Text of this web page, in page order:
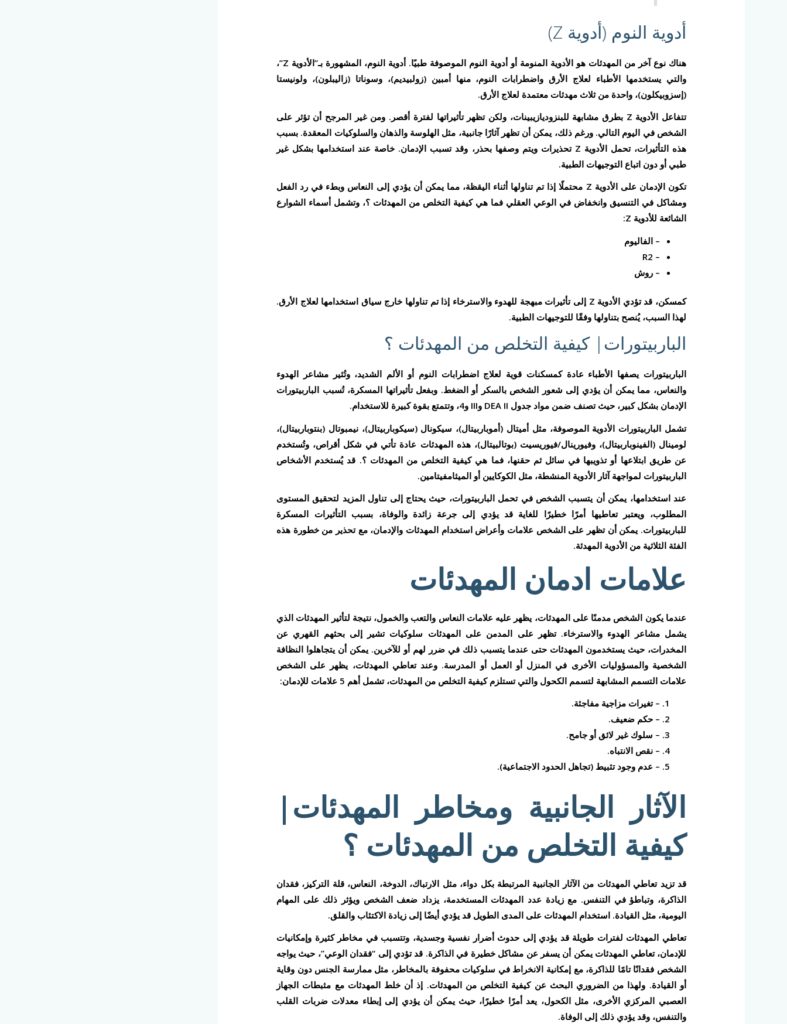
أدوية النوم (أدوية Z)
هناك نوع آخر من المهدئات هو الأدوية المنومة أو أدوية النوم الموصوفة طبيًا. أدوية النوم، المشهورة بـ”الأدوية Z”،
والتي يستخدمها الأطباء لعلاج الأرق واضطرابات النوم، منها أمبين (زولبيديم)، وسوناتا (زاليبلون)، ولونيستا
(إسزوبيكلون)، واحدة من ثلاث مهدئات معتمدة لعلاج الأرق.
تتفاعل الأدوية Z بطرق مشابهة للبنزوديازيبينات، ولكن تظهر تأثيراتها لفترة أقصر. ومن غير المرجح أن تؤثر على
الشخص في اليوم التالي. ورغم ذلك، يمكن أن تظهر آثارًا جانبية، مثل الهلوسة والذهان والسلوكيات المعقدة. بسبب
هذه التأثيرات، تحمل الأدوية Z تحذيرات ويتم وصفها بحذر، وقد تسبب الإدمان. خاصة عند استخدامها بشكل غير
طبي أو دون اتباع التوجيهات الطبية.
تكون الإدمان على الأدوية Z محتملًا إذا تم تناولها أثناء اليقظة، مما يمكن أن يؤدي إلى النعاس وبطء في رد الفعل
ومشاكل في التنسيق وانخفاض في الوعي العقلي فما هي كيفية التخلص من المهدئات ؟، وتشمل أسماء الشوارع
الشائعة للأدوية Z:
– الفاليوم
– R2
– روش
كمسكن، قد تؤدي الأدوية Z إلى تأثيرات مبهجة للهدوء والاسترخاء إذا تم تناولها خارج سياق استخدامها لعلاج الأرق.
لهذا السبب، يُنصح بتناولها وفقًا للتوجيهات الطبية.
الباربيتورات| كيفية التخلص من المهدئات ؟
الباربيتورات يصفها الأطباء عادة كمسكنات قوية لعلاج اضطرابات النوم أو الألم الشديد، وتُثير مشاعر الهدوء
والنعاس، مما يمكن أن يؤدي إلى شعور الشخص بالسكر أو الضغط. وبفعل تأثيراتها المسكرة، تُسبب الباربيتورات
الإدمان بشكل كبير، حيث تصنف ضمن مواد جدول DEA II وIII و4، وتتمتع بقوة كبيرة للاستخدام.
تشمل الباربيتورات الأدوية الموصوفة، مثل أميتال (أموباربيتال)، سيكونال (سيكوباربيتال)، نيمبوتال (بنتوباربيتال)،
لومينال (الفينوباربيتال)، وفيورينال/فيوريسيت (بوتالبيتال)، هذه المهدئات عادة تأتي في شكل أقراص، وتُستخدم
عن طريق ابتلاعها أو تذويبها في سائل ثم حقنها، فما هي كيفية التخلص من المهدئات ؟. قد يُستخدم الأشخاص
الباربيتورات لمواجهة آثار الأدوية المنشطة، مثل الكوكايين أو الميثامفيتامين.
عند استخدامها، يمكن أن يتسبب الشخص في تحمل الباربيتورات، حيث يحتاج إلى تناول المزيد لتحقيق المستوى
المطلوب، ويعتبر تعاطيها أمرًا خطيرًا للغاية قد يؤدي إلى جرعة زائدة والوفاة، بسبب التأثيرات المسكرة
للباربيتورات. يمكن أن تظهر على الشخص علامات وأعراض استخدام المهدئات والإدمان، مع تحذير من خطورة هذه
الفئة الثلاثية من الأدوية المهدئة.
علامات ادمان المهدئات
عندما يكون الشخص مدمنًا على المهدئات، يظهر عليه علامات النعاس والتعب والخمول، نتيجة لتأثير المهدئات الذي
يشمل مشاعر الهدوء والاسترخاء. تظهر على المدمن على المهدئات سلوكيات تشير إلى بحثهم القهري عن
المخدرات، حيث يستخدمون المهدئات حتى عندما يتسبب ذلك في ضرر لهم أو للآخرين. يمكن أن يتجاهلوا النظافة
الشخصية والمسؤوليات الأخرى في المنزل أو العمل أو المدرسة. وعند تعاطي المهدئات، يظهر على الشخص
علامات التسمم المشابهة لتسمم الكحول والتي تستلزم كيفية التخلص من المهدئات، تشمل أهم 5 علامات للإدمان:
– تغيرات مزاجية مفاجئة.
– حكم ضعيف.
– سلوك غير لائق أو جامح.
– نقص الانتباه.
– عدم وجود تثبيط (تجاهل الحدود الاجتماعية).
الآثار الجانبية ومخاطر المهدئات|
كيفية التخلص من المهدئات ؟
قد تزيد تعاطي المهدئات من الآثار الجانبية المرتبطة بكل دواء، مثل الارتباك، الدوخة، النعاس، قلة التركيز، فقدان
الذاكرة، وتباطؤ في التنفس. مع زيادة عدد المهدئات المستخدمة، يزداد ضعف الشخص ويؤثر ذلك على المهام
اليومية، مثل القيادة. استخدام المهدئات على المدى الطويل قد يؤدي أيضًا إلى زيادة الاكتئاب والقلق.
تعاطي المهدئات لفترات طويلة قد يؤدي إلى حدوث أضرار نفسية وجسدية، وتتسبب في مخاطر كثيرة وإمكانيات
للإدمان، تعاطي المهدئات يمكن أن يسفر عن مشاكل خطيرة في الذاكرة. قد تؤدي إلى “فقدان الوعي”، حيث يواجه
الشخص فقدانًا تامًا للذاكرة، مع إمكانية الانخراط في سلوكيات محفوفة بالمخاطر، مثل ممارسة الجنس دون وقاية
أو القيادة. ولهذا من الضروري البحث عن كيفية التخلص من المهدئات. إذ أن خلط المهدئات مع مثبطات الجهاز
العصبي المركزي الأخرى، مثل الكحول، يعد أمرًا خطيرًا، حيث يمكن أن يؤدي إلى إبطاء معدلات ضربات القلب
والتنفس، وقد يؤدي ذلك إلى الوفاة.